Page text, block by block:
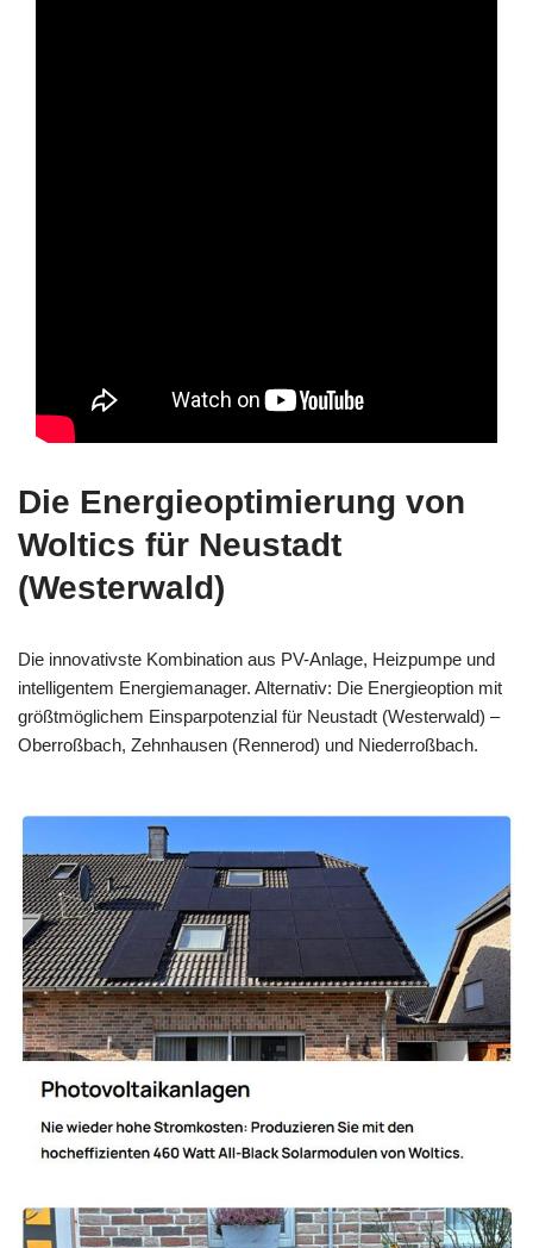
Die Energieoptimierung von
Woltics für Neustadt
(Westerwald)
Die innovativste Kombination aus PV-Anlage, Heizpumpe und
intelligentem Energiemanager. Alternativ: Die Energieoption mit
größtmöglichem Einsparpotenzial für Neustadt (Westerwald) –
Oberroßbach, Zehnhausen (Rennerod) und Niederroßbach.